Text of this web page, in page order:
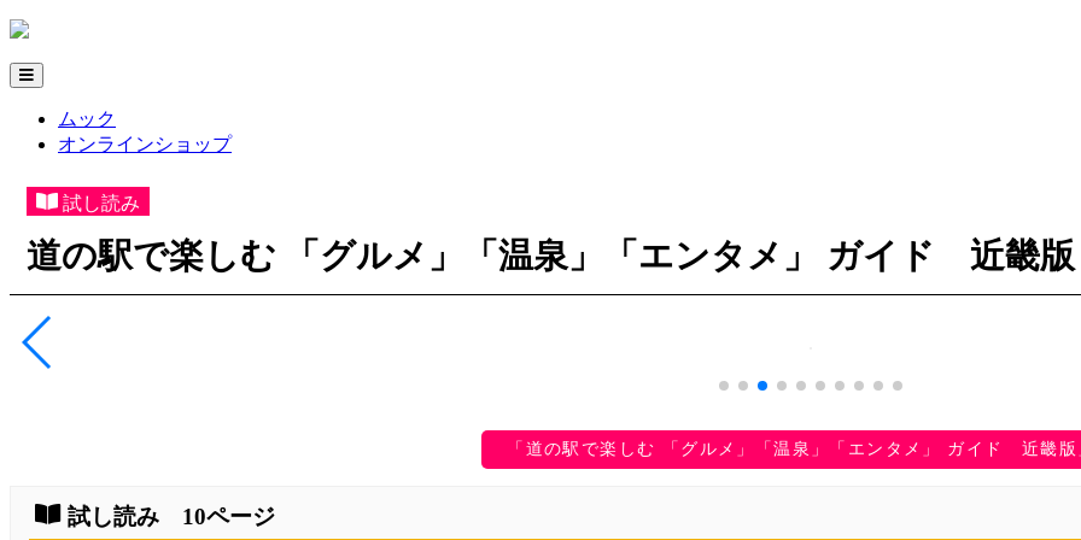
ムック
オンラインショップ
試し読み
道の駅で楽しむ 「グルメ」「温泉」「エンタメ」 ガイド 近畿版
「道の駅で楽しむ 「グルメ」「温泉」「エンタメ」 ガイド 近畿版
試し読み 10ページ